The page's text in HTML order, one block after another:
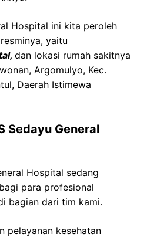
Hospital ini kita peroleh
yaitu
, dan lokasi rumah sakitnya
, Argomulyo, Kec.
Daerah Istimewa
Sedayu General
Hospital sedang
para profesional
bagian dari tim kami.
pelayanan kesehatan